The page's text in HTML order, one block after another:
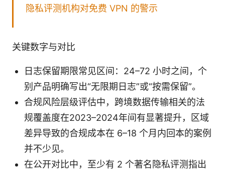
隐私评测机构对免费 VPN 的警示
关键数字与对比
日志保留期限常见区间：24–72 小时之间，个
别产品明确写出“无限期日志”或“按需保留”。
合规风险层级评估中，跨境数据传输相关的法
规覆盖度在2023–2024年间有显著提升，区域
差异导致的合规成本在 6–18 个月内回本的案例
并不少见。
在公开对比中，至少有 2 个著名隐私评测指出